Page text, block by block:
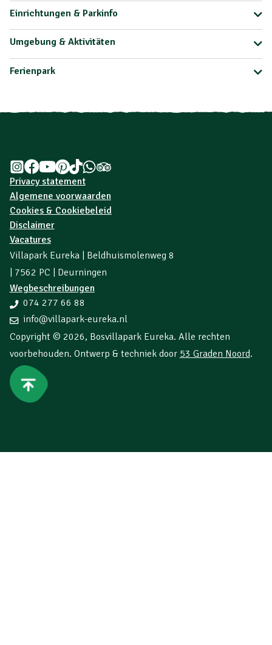
Einrichtungen & Parkinfo
Umgebung & Aktivitäten
Ferienpark
Privacy statement
Algemene voorwaarden
Cookies & Cookiebeleid
Disclaimer
Vacatures
Villapark Eureka | Beldhuismolenweg 8
| 7562 PC | Deurningen
Wegbeschreibungen
074 277 66 88
info@villapark-eureka.nl
Copyright © 2026, Bosvillapark Eureka. Alle rechten
voorbehouden. Ontwerp & techniek door 53 Graden Noord.